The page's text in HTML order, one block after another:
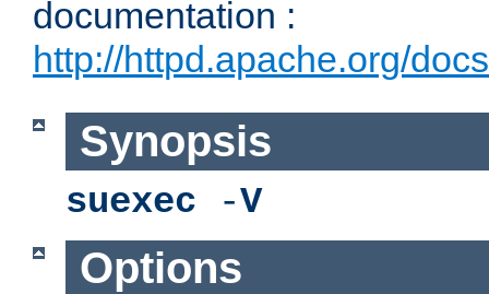
documentation :
http://httpd.apache.org/
Synopsis
suexec -V
Options